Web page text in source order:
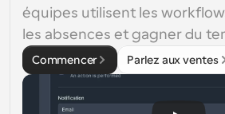
équipes utilisent les
les absences et gagner du
Commencer Parlez aux ventes